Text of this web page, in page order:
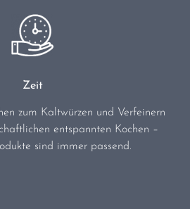
Zeit
zum Kaltwürzen und Verfeinern
entspannten Kochen –
sind immer passend.